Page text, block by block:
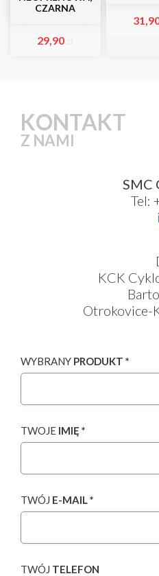
CZARNA
29,90
KONTAKT
Z NAMI
SMC
Tel:
KCK
Otrokovice-
WYBRANY PRODUKT *
TWOJE IMIĘ *
TWÓJ E-MAIL *
TWÓJ TELEFON